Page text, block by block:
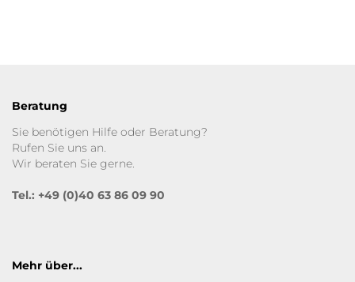
Beratung
Sie benötigen Hilfe oder Beratung?
Rufen Sie uns an.
Wir beraten Sie gerne.
Tel.: +49 (0)40 63 86 09 90
Mehr über...